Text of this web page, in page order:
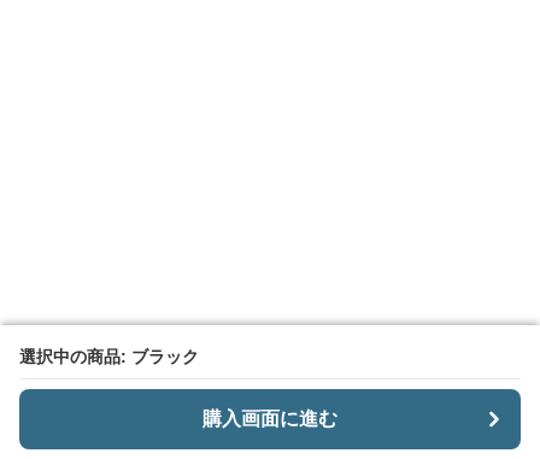
選択中の商品: ブラック
購入画面に進む
選択中の商品: ブラック
購入画面に進む